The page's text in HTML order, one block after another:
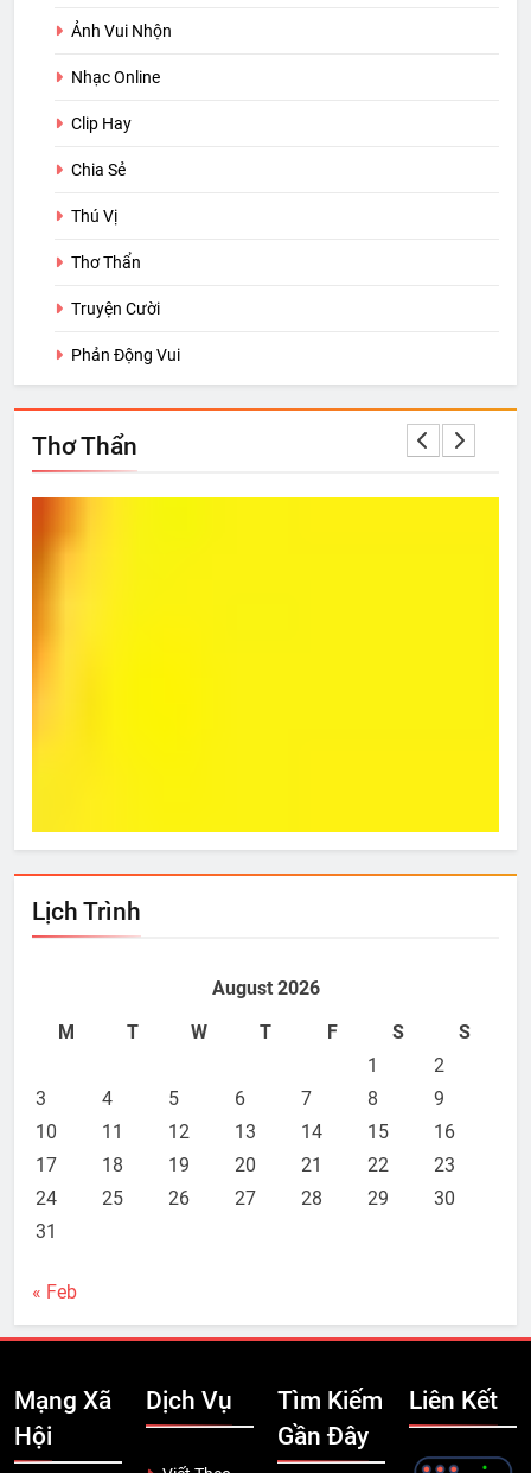
Ảnh Vui Nhộn
Nhạc Online
Clip Hay
Chia Sẻ
Thú Vị
Thơ Thẩn
Truyện Cười
Phản Động Vui
Thơ Thẩn
Lịch Trình
August 2026
M
T W T F S
S
1
2
3
4 5 6 7 8
9
10
11 12 13 14 15
16
17
18 19 20 21 22
23
24
25 26 27 28 29
30
31
« Feb
Mạng Xã
Hội
Dịch Vụ
Tìm Kiếm
Gần Đây
Liên Kết